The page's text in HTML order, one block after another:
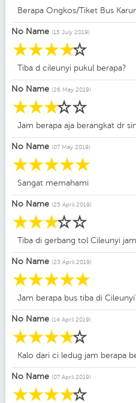
Berapa Ongkos/Tiket Bus
No Name (15 July 2019)
☆
☆
☆
☆
☆
Tiba d cileunyi pukul berapa?
No Name (26 May 2019)
☆
☆
☆
☆
☆
Jam berapa aja berangkat dr
No Name (07 May 2019)
☆
☆
☆
☆
☆
Sangat memahami
No Name (25 April 2019)
☆
☆
☆
☆
☆
Tiba di gerbang tol Cileunyi
No Name (23 April 2019)
☆
☆
☆
☆
☆
Jam berapa bus tiba di
No Name (14 April 2019)
☆
☆
☆
☆
☆
Kalo dari ci ledug jam berapa
No Name (07 April 2019)
☆
☆
☆
☆
☆